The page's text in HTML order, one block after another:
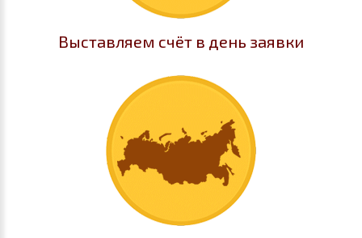
Выставляем счёт в день заявки